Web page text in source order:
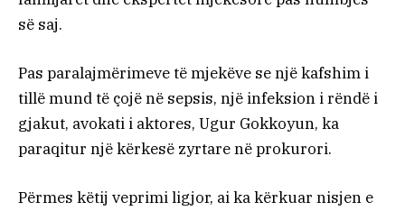
së saj.
Pas paralajmërimeve të mjekëve se një kafshim i
tillë mund të çojë në sepsis, një infeksion i rëndë i
gjakut, avokati i aktores, Ugur Gokkoyun, ka
paraqitur një kërkesë zyrtare në prokurori.
Përmes këtij veprimi ligjor, ai ka kërkuar nisjen e